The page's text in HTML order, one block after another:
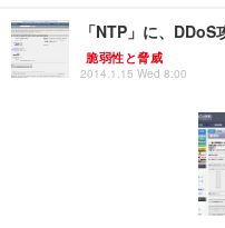
「NTP」に、
脆弱性と脅威
2014.1.15 Wed 8:00